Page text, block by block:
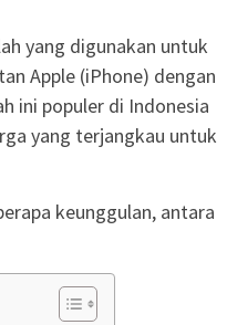
yang digunakan untuk
Apple (iPhone) dengan
ini populer di Indonesia
yang terjangkau untuk
keunggulan, antara